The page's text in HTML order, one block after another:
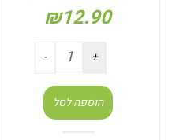
₪12.90
הוספה לסל